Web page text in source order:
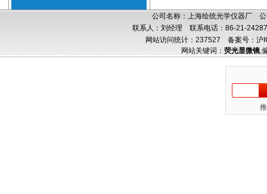
公司名称：上海绘统光学仪器厂
联系人：刘经理 联系电话：86-21-
网站访问统计：237527 备案号：沪
网站关键词： 荧光显微镜,